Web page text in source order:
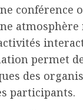
conférence
permet
des
participants.